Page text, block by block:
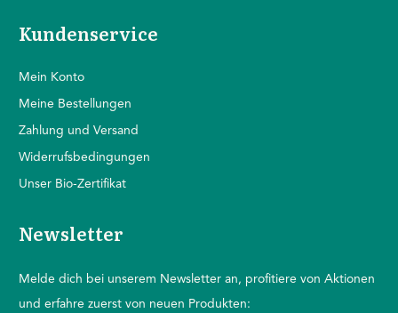
Kundenservice
Mein Konto
Meine Bestellungen
Zahlung und Versand
Widerrufsbedingungen
Unser Bio-Zertifikat
Newsletter
Melde dich bei unserem Newsletter an, profitiere von Aktionen
und erfahre zuerst von neuen Produkten: